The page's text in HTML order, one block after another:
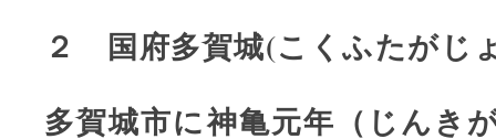
２ 国府多賀城(こくふたがじ
多賀城市に神亀元年（じんき